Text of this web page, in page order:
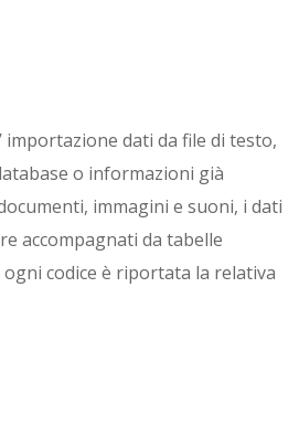
importazione dati da file di testo,
o informazioni già
immagini e suoni, i dati
accompagnati da tabelle
codice è riportata la relativa